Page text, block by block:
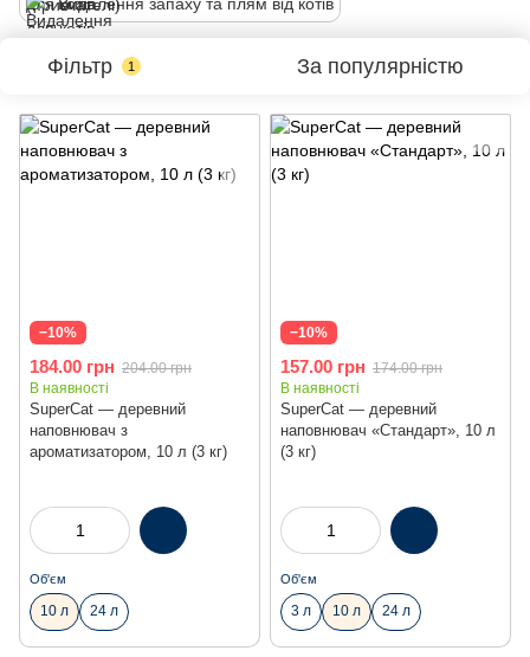
Видалення запаху та плям від котів
Фільтр 1 За популярністю
−10%
SuperCat — деревний
наповнювач з
ароматизатором, 10 л (3 кг)
184.00 грн 204.00 грн
В наявності
Об'єм
10 л 24 л
−10%
SuperCat — деревний
наповнювач «Стандарт», 10 л
(3 кг)
157.00 грн 174.00 грн
В наявності
Об'єм
3 л 10 л 24 л